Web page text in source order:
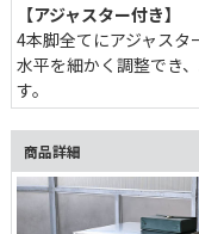
【アジャスター付き】
4本脚全てにアジャスタ
水平を細かく調整でき
す。
商品詳細